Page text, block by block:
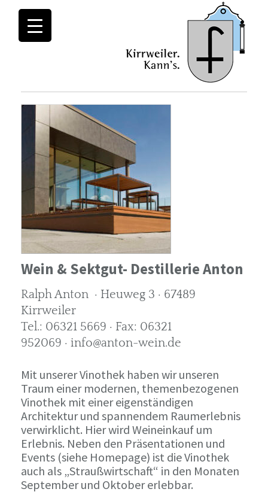
Wein & Sektgut- Destillerie Anton
Ralph Anton · Heuweg 3 · 67489
Kirrweiler
Tel.: 06321 5669 · Fax: 06321
952069 · info@anton-wein.de
Mit unserer Vinothek haben wir unseren
Traum einer modernen, themenbezogenen
Vinothek mit einer eigenständigen
Architektur und spannendem Raumerlebnis
verwirklicht. Hier wird Weineinkauf um
Erlebnis. Neben den Präsentationen und
Events (siehe Homepage) ist die Vinothek
auch als „Straußwirtschaft“ in den Monaten
September und Oktober erlebbar.